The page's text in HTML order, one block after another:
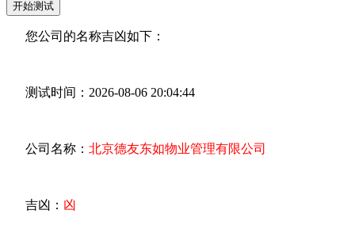
您公司的名称吉凶如下：
测试时间：2026-08-06 20:04:44
公司名称： 北京德友东如物业管理有限公司
吉凶： 凶